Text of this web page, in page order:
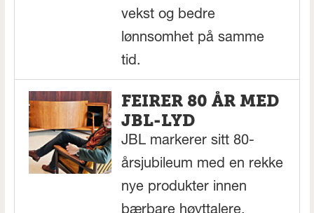
vekst og bedre
lønnsomhet på samme
tid.
FEIRER 80 ÅR MED
JBL-LYD
JBL markerer sitt 80-
årsjubileum med en rekke
nye produkter innen